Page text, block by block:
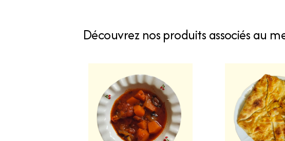
Découvrez nos produits associés au